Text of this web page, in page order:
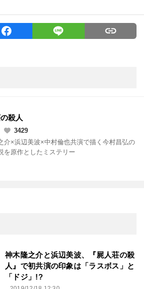
殺人
3429
介×浜辺美波×中村倫也共演で描く今村昌弘の
を原作としたミステリー
神木隆之介と浜辺美波、『屍人荘の殺
人』で初共演の印象は「ラスボス」と
「ドジ」!?